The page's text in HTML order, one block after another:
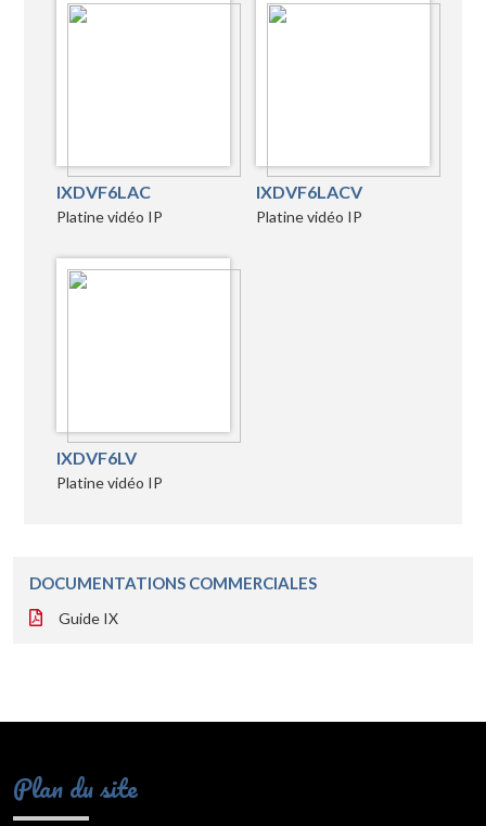
IXDVF6LAC
Platine vidéo IP
IXDVF6LACV
Platine vidéo IP
IXDVF6LV
Platine vidéo IP
DOCUMENTATIONS COMMERCIALES
Guide IX
Plan du site